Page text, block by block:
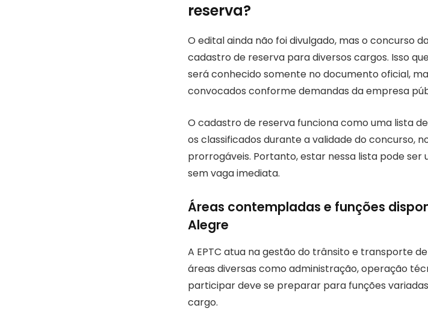
reserva?
O edital ainda não foi divulgado, mas o concurso
cadastro de reserva para diversos cargos. Isso
será conhecido somente no documento oficial,
convocados conforme demandas da empresa
O cadastro de reserva funciona como uma lista
os classificados durante a validade do concurso,
prorrogáveis. Portanto, estar nessa lista pode ser
sem vaga imediata.
Áreas contempladas e funções
Alegre
A EPTC atua na gestão do trânsito e transporte
áreas diversas como administração, operação
participar deve se preparar para funções
cargo.